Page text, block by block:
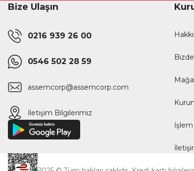
Bize Ulaşın
0216 939 26 00
0546 502 28 59
assemcorp@assemcorp.com
İletişim Bilgilerimiz